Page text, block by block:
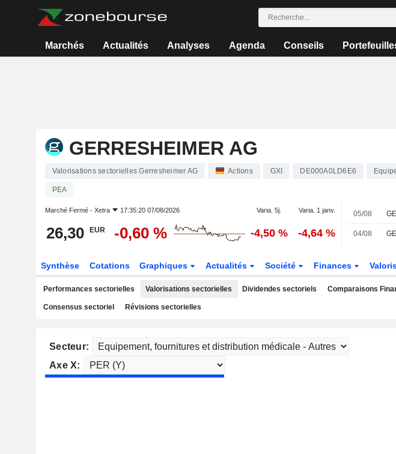
Marchés Actualités Analyses Agenda Conseils
GERRESHEIMER AG
Valorisations sectorielles Gerresheimer AG Actions GXI DE000A0LD6E6
PEA
Marché Fermé - Xetra 17:35:20 07/08/2026 Varia. 5j. Varia. 1 janv.
26,30 EUR -0,60 % -4,50 % -4,64 %
05/08
04/08
Synthèse Cotations Graphiques Actualités Société Finances
Performances sectorielles Valorisations sectorielles Dividendes sectoriels Comparaisons
Consensus sectoriel Révisions sectorielles
Secteur:
Axe X: